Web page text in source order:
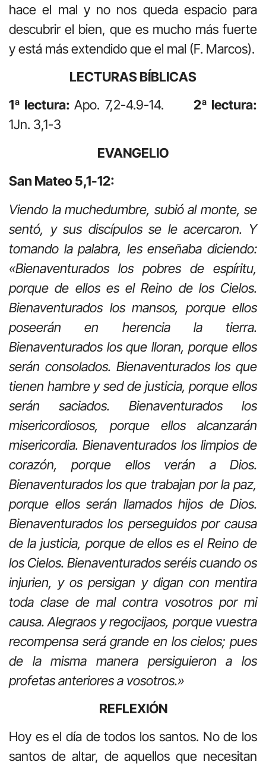
hace el mal y no nos queda espacio para
descubrir el bien, que es mucho más fuerte
y está más extendido que el mal (F. Marcos).
LECTURAS BÍBLICAS
1ª lectura:Apo. 7,2-4.9-14. 2ª lectura:
1Jn. 3,1-3
EVANGELIO
San Mateo 5,1-12:
Viendo la muchedumbre, subió al monte, se
sentó, y sus discípulos se le acercaron. Y
tomando la palabra, les enseñaba diciendo:
«Bienaventurados los pobres de espíritu,
porque de ellos es el Reino de los Cielos.
Bienaventurados los mansos, porque ellos
poseerán en herencia la tierra.
Bienaventurados los que lloran, porque ellos
serán consolados. Bienaventurados los que
tienen hambre y sed de justicia, porque ellos
serán saciados. Bienaventurados los
misericordiosos, porque ellos alcanzarán
misericordia. Bienaventurados los limpios de
corazón, porque ellos verán a Dios.
Bienaventurados los que trabajan por la paz,
porque ellos serán llamados hijos de Dios.
Bienaventurados los perseguidos por causa
de la justicia, porque de ellos es el Reino de
los Cielos. Bienaventurados seréis cuando os
injurien, y os persigan y digan con mentira
toda clase de mal contra vosotros por mi
causa. Alegraos y regocijaos, porque vuestra
recompensa será grande en los cielos; pues
de la misma manera persiguieron a los
profetas anteriores a vosotros.»
REFLEXIÓN
Hoy es el día de todos los santos. No de los
santos de altar, de aquellos que necesitan